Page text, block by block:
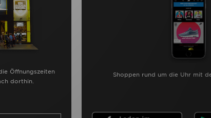
Öffnungszeiten
dorthin.
Shoppen rund um die Uhr mit